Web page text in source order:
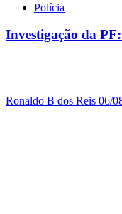
Polícia
Investigação da
Ronaldo B dos Reis 06/